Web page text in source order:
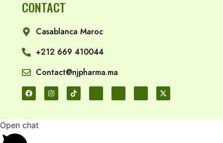
CONTACT
Casablanca Maroc
+212 669 410044
Contact@njpharma.ma
Open chat